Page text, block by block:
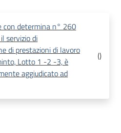
con determina n° 260
servizio di
di prestazioni di lavoro
Lotto 1 -2 -3, è
aggiudicato ad
()